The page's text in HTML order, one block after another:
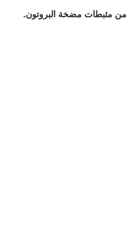
من مثبطات مضخة البروتون.